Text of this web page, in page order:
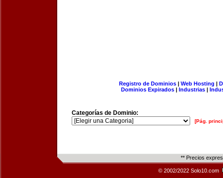
Registro de Dominios| Web Hosting |
Dominios Expirados | Industrias |
Categorías de Dominio:
[Pág.
** Precios
© 2002/2022 Solo10.com